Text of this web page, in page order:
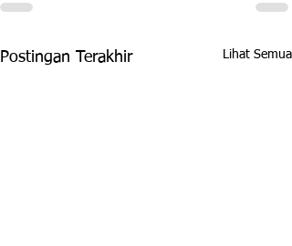
Postingan Terakhir Lihat Semua